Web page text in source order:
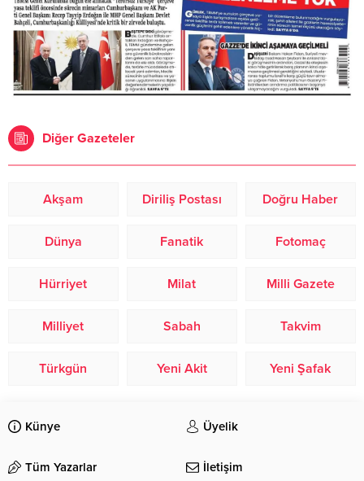
Diğer Gazeteler
Akşam Diriliş Postası Doğru Haber
Dünya Fanatik Fotomaç
Hürriyet Milat Milli Gazete
Milliyet Sabah Takvim
Türkgün Yeni Akit Yeni Şafak
Künye Üyelik
Tüm Yazarlar İletişim